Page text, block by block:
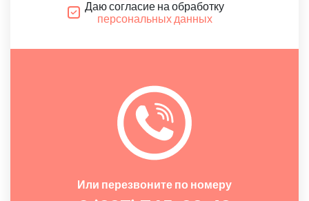
Даю согласие на обработку
персональных данных
Или перезвоните по номеру